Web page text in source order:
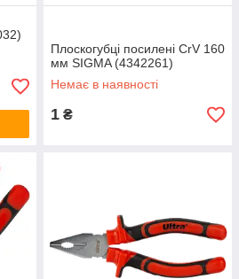
Плоскогубці посилені CrV 160
мм SIGMA (4342261)
Немає в наявності
1 ₴